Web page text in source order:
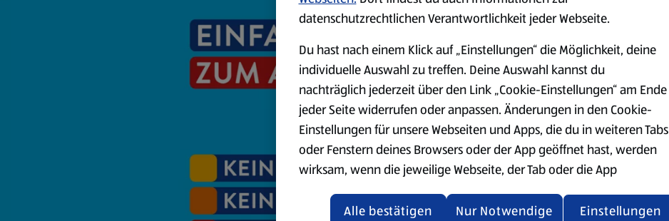
datenschutzrechtlichen Verantwortlichkeit jeder Webseite.
Du hast nach einem Klick auf „Einstellungen“ die Möglichkeit, deine
individuelle Auswahl zu treffen. Deine Auswahl kannst du
nachträglich jederzeit über den Link „Cookie-Einstellungen“ am Ende
jeder Seite widerrufen oder anpassen. Änderungen in den Cookie-
Einstellungen für unsere Webseiten und Apps, die du in weiteren Tabs
oder Fenstern deines Browsers oder der App geöffnet hast, werden
wirksam, wenn die jeweilige Webseite, der Tab oder die App
aktualisiert oder geschlossen und anschließend wieder geöffnet
Einstellungen
Nur Notwendige
Alle bestätigen